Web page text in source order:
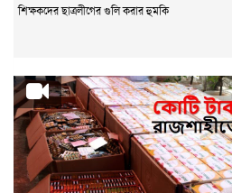
শিক্ষকদের ছাত্রলীগের গুলি করার হুমকি